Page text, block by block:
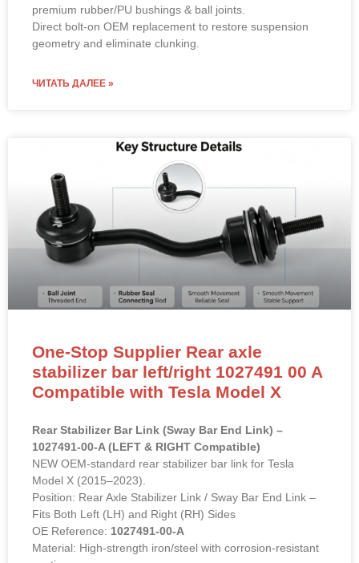
premium rubber/PU bushings & ball joints.
Direct bolt-on OEM replacement to restore suspension
geometry and eliminate clunking.
ЧИТАТЬ ДАЛЕЕ »
One-Stop Supplier Rear axle
stabilizer bar left/right 1027491 00 A
Compatible with Tesla Model X
Rear Stabilizer Bar Link (Sway Bar End Link) –
1027491-00-A (LEFT & RIGHT Compatible)
NEW OEM-standard rear stabilizer bar link for Tesla
Model X (2015–2023).
Position: Rear Axle Stabilizer Link / Sway Bar End Link –
Fits Both Left (LH) and Right (RH) Sides
OE Reference: 1027491-00-A
Material: High-strength iron/steel with corrosion-resistant